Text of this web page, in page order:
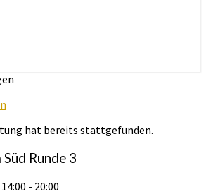
hat bereits stattgefunden.
Runde 3
- 20:00